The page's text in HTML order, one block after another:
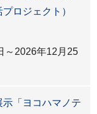
ロジェクト）
～2026年12月25
示「ヨコハマノテ